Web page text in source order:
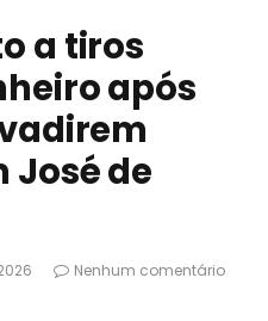
a tiros
após
José de
Nenhum comentário